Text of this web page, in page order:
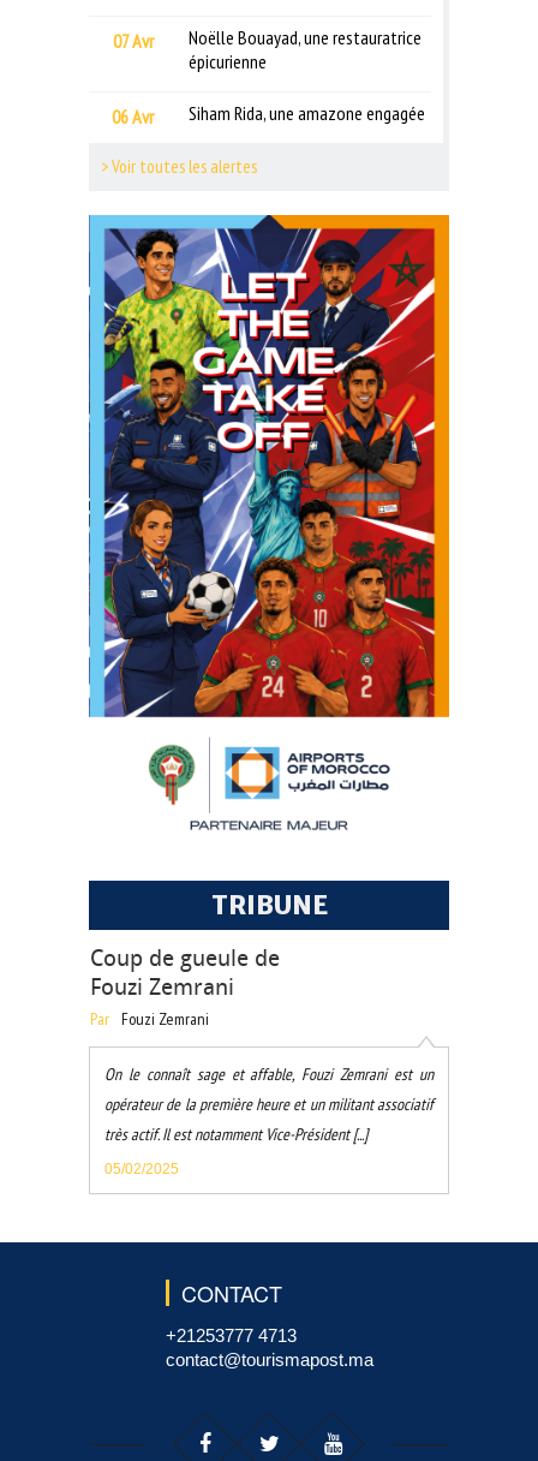
07 Avr
Noëlle Bouayad, une restauratrice
épicurienne
06 Avr Siham Rida, une amazone engagée
> Voir toutes les alertes
TRIBUNE
Coup de gueule de
Fouzi Zemrani
Par Fouzi Zemrani
On le connaît sage et affable, Fouzi Zemrani est un
opérateur de la première heure et un militant associatif
très actif. Il est notamment Vice-Président [...]
05/02/2025
CONTACT
+21253777 4713
contact@tourismapost.ma